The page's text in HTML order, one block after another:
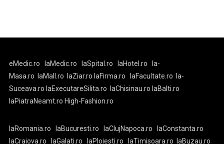
eMedic.ro laMedic.ro laSpital.ro laHotel.ro
la-
Masa.ro
laMall.ro laZiar.ro laFirma.ro laFacultate.ro
la-
Suceava.ro laExecutareSilita.ro laChisinau.ro laBalti.ro
laPiatraNeamt.ro High-Fashion.ro
laRomania.ro laBucuresti.ro laClujNapoca.ro
laConstanta.ro
laCraiova.ro
laGalati.ro laPloiesti.ro laTimisoara.ro laBuzau.ro